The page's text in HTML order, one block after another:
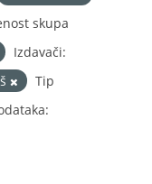
skupa
Izdavači:
Tip